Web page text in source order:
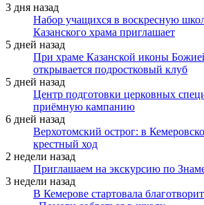
3 дня назад
Набор учащихся в воскресную
Казанского храма приглашает
5 дней назад
При храме Казанской иконы
открывается подростковый клуб
5 дней назад
Центр подготовки церковных
приёмную кампанию
6 дней назад
Верхотомский острог: в
крестный ход
2 недели назад
Приглашаем на экскурсию по
3 недели назад
В Кемерове стартовала